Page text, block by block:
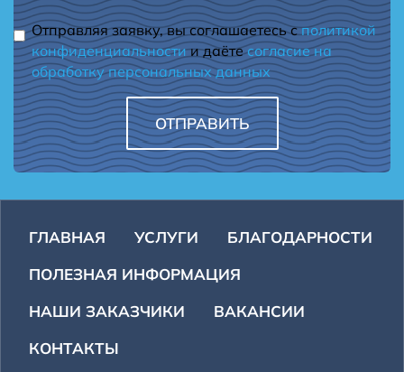
Отправляя заявку, вы соглашаетесь сполитикой
конфиденциальностии даётесогласие на
обработку персональных данных
ОТПРАВИТЬ
ГЛАВНАЯ УСЛУГИ
БЛАГОДАРНОСТИ
ПОЛЕЗНАЯ ИНФОРМАЦИЯ
НАШИ ЗАКАЗЧИКИ
ВАКАНСИИ
КОНТАКТЫ